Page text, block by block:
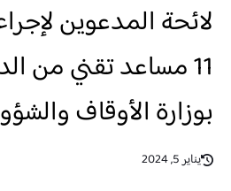
لائحة المدعوين
11 مساعد تقني من
بوزارة الأوقاف
يناير 5, 2024